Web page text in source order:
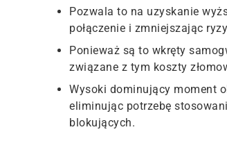
Pozwala to na uzyskanie
połączenie i zmniejszając
Ponieważ są to wkręty
związane z tym koszty
Wysoki dominujący moment
eliminując potrzebę
blokujących.